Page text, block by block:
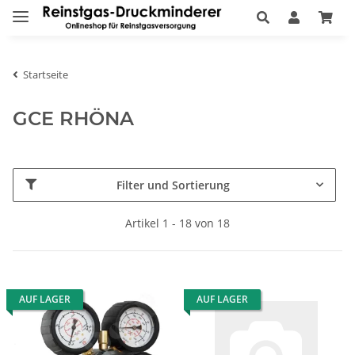
Startseite
GCE RHÖNA
Filter und Sortierung
Artikel 1 - 18 von 18
AUF LAGER AUF LAGER